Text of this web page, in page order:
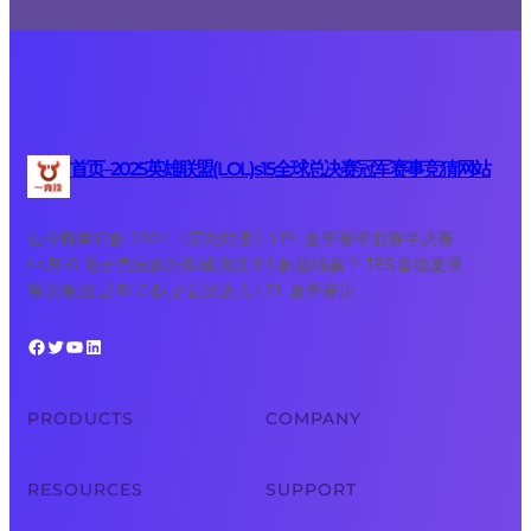
首页–2025英雄联盟(LOL)s15全球总决赛冠军赛事竞猜网站
在今晚举行的 2024 《英雄联盟》LPL 夏季赛季后赛半决赛
中,BLG 电子竞技俱乐部成功以 3:1 的战绩赢下 TES,晋级夏季
赛决赛,这是 BLG 队史首次进入 LPL 夏季赛决
Facebook Twitter YouTube LinkedIn
PRODUCTS COMPANY
RESOURCES SUPPORT